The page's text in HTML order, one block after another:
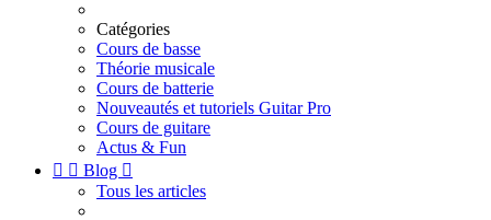
Catégories
Cours de basse
Théorie musicale
Cours de batterie
Nouveautés et tutoriels Guitar Pro
Cours de guitare
Actus & Fun
  Blog 
Tous les articles